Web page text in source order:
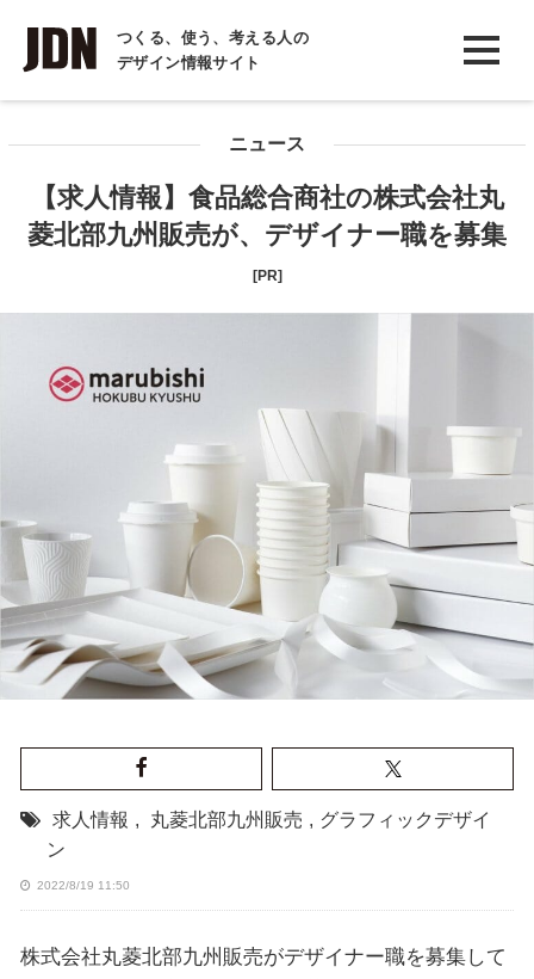
つくる、使う、考える人の
デザイン情報サイト
INTERVIEW
インタビュー
COLUMN
ニュース
【求人情報】食品総合商社の株式会社丸
菱北部九州販売が、デザイナー職を募集
[PR]
求人情報 , 丸菱北部九州販売 , グラフィックデザイ
ン
2022/8/19 11:50
株式会社丸菱北部九州販売がデザイナー職を募集して